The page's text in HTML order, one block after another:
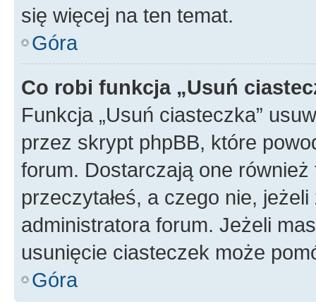
się więcej na ten temat.
Góra
Co robi funkcja „Usuń
Funkcja „Usuń ciasteczka”
przez skrypt phpBB, które
forum. Dostarczają one
przeczytałeś, a czego nie,
administratora forum. Jeżeli
usunięcie ciasteczek może
Góra